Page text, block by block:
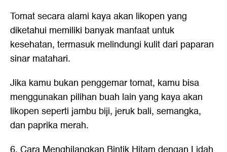
Tomat secara alami kaya akan likopen yang
diketahui memiliki banyak manfaat untuk
kesehatan, termasuk melindungi kulit dari paparan
sinar matahari.
Jika kamu bukan penggemar tomat, kamu bisa
menggunakan pilihan buah lain yang kaya akan
likopen seperti jambu biji, jeruk bali, semangka,
dan paprika merah.